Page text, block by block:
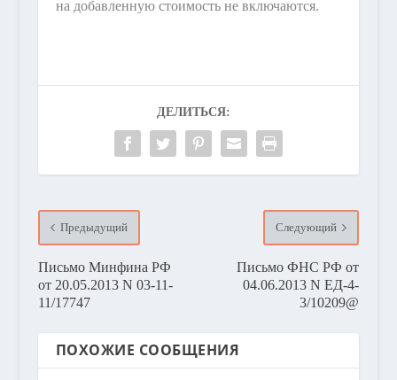
на добавленную стоимость не включаются.
ДЕЛИТЬСЯ:
Предыдущий
Письмо Минфина РФ
от 20.05.2013 N 03-11-
11/17747
Следующий
Письмо ФНС РФ от
04.06.2013 N ЕД-4-
3/10209@
ПОХОЖИЕ СООБЩЕНИЯ